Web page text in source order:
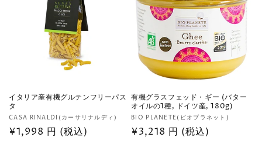
イタリア産有機グルテンフリーパス
タ
販
売
CASA RINALDI(カーサリナルディ)
通
¥1,998 円 (税込)
有機グラスフェッド・ギー (バター
オイルの1種, ドイツ産, 180g)
販
売
BIO PLANETE(ビオプラネット)
通
¥3,218 円 (税込)